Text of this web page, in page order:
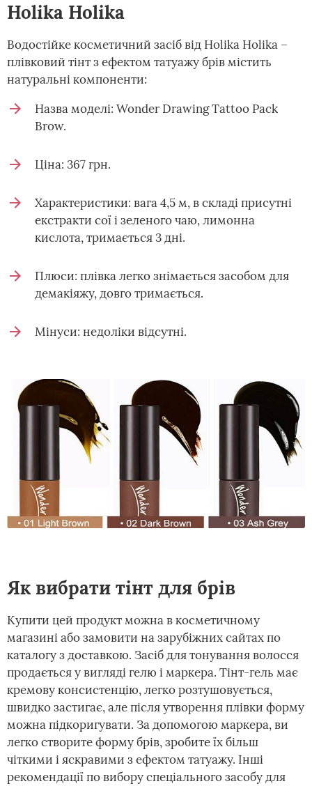
Holika Holika
Водостійке косметичний засіб від Holika Holika –
плівковий тінт з ефектом татуажу брів містить
натуральні компоненти:
Назва моделі: Wonder Drawing Tattoo Pack
Brow.
Ціна: 367 грн.
Характеристики: вага 4,5 м, в складі присутні
екстракти сої і зеленого чаю, лимонна
кислота, тримається 3 дні.
Плюси: плівка легко знімається засобом для
демакіяжу, довго тримається.
Мінуси: недоліки відсутні.
Як вибрати тінт для брів
Купити цей продукт можна в косметичному
магазині або замовити на зарубіжних сайтах по
каталогу з доставкою. Засіб для тонування волосся
продається у вигляді гелю і маркера. Тінт-гель має
кремову консистенцію, легко розтушовується,
швидко застигає, але після утворення плівки форму
можна підкоригувати. За допомогою маркера, ви
легко створите форму брів, зробите їх більш
чіткими і яскравими з ефектом татуажу. Інші
рекомендації по вибору спеціального засобу для